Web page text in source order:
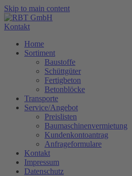
Skip to main content
Kontakt
Home
Sortiment
Baustoffe
Schüttgüter
Fertigbeton
Betonblöcke
Transporte
Service/Angebot
Preislisten
Baumaschinenvermietung
Kundenkontoantrag
Anfrageformulare
Kontakt
Impressum
Datenschutz